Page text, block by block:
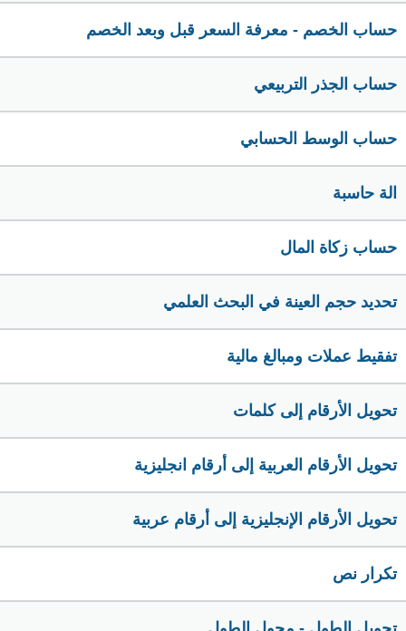
حساب الخصم - معرفة السعر قبل وبعد الخصم
حساب الجذر التربيعي
حساب الوسط الحسابي
الة حاسبة
حساب زكاة المال
تحديد حجم العينة في البحث العلمي
تفقيط عملات ومبالغ مالية
تحويل الأرقام إلى كلمات
تحويل الأرقام العربية إلى أرقام انجليزية
تحويل الأرقام الإنجليزية إلى أرقام عربية
تكرار نص